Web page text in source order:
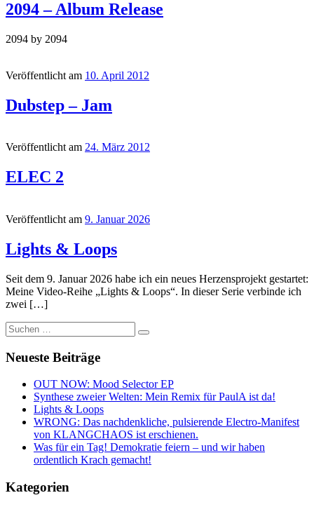
2094 – Album Release
2094 by 2094
Veröffentlicht am 10. April 2012
Dubstep – Jam
Veröffentlicht am 24. März 2012
ELEC 2
Veröffentlicht am 9. Januar 2026
Lights & Loops
Seit dem 9. Januar 2026 habe ich ein neues Herzensprojekt gestartet:
Meine Video-Reihe „Lights & Loops“. In dieser Serie verbinde ich
zwei […]
Suche
Suchen …
Neueste Beiträge
OUT NOW: Mood Selector EP
Synthese zweier Welten: Mein Remix für PaulA ist da!
Lights & Loops
WRONG: Das nachdenkliche, pulsierende Electro-Manifest
von KLANGCHAOS ist erschienen.
Was für ein Tag! Demokratie feiern – und wir haben
ordentlich Krach gemacht!
Kategorien